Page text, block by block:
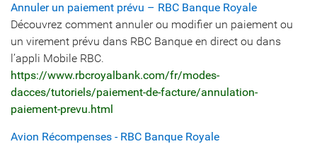
Annuler un paiement prévu – RBC Banque Royale
Découvrez comment annuler ou modifier un paiement ou
un virement prévu dans RBC Banque en direct ou dans
l’appli Mobile RBC.
https://www.rbcroyalbank.com/fr/modes-
dacces/tutoriels/paiement-de-facture/annulation-
paiement-prevu.html
Avion Récompenses - RBC Banque Royale